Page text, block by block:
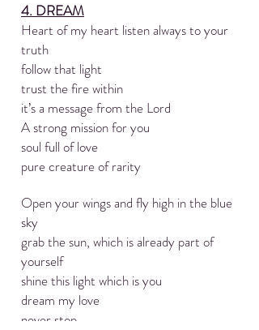
4. DREAM
Heart of my heart listen always to your
truth
follow that light
trust the fire within
it’s a message from the Lord
A strong mission for you
soul full of love
pure creature of rarity
Open your wings and fly high in the blue
sky
grab the sun, which is already part of
yourself
shine this light which is you
dream my love
never stop.